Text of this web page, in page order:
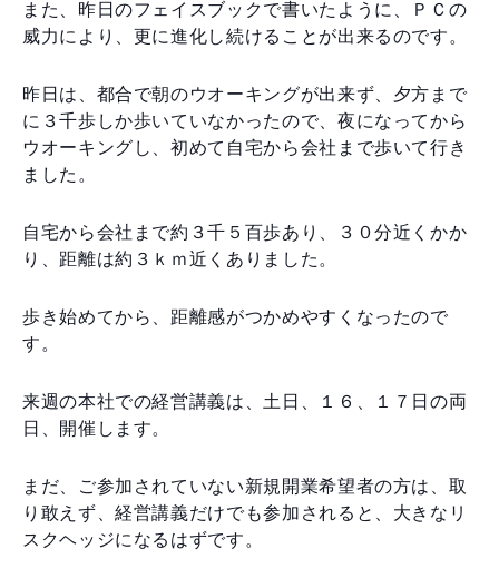
また、昨日のフェイスブックで書いたように、ＰＣの
威力により、更に進化し続けることが出来るのです。
昨日は、都合で朝のウオーキングが出来ず、夕方まで
に３千歩しか歩いていなかったので、夜になってから
ウオーキングし、初めて自宅から会社まで歩いて行き
ました。
自宅から会社まで約３千５百歩あり、３０分近くかか
り、距離は約３ｋｍ近くありました。
歩き始めてから、距離感がつかめやすくなったので
す。
来週の本社での経営講義は、土日、１６、１７日の両
日、開催します。
まだ、ご参加されていない新規開業希望者の方は、取
り敢えず、経営講義だけでも参加されると、大きなリ
スクヘッジになるはずです。